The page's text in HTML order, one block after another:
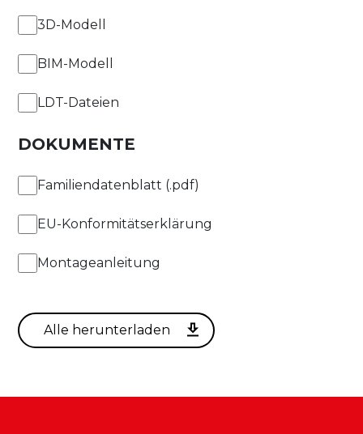
3D-Modell
BIM-Modell
LDT-Dateien
DOKUMENTE
Familiendatenblatt (.pdf)
EU-Konformitätserklärung
Montageanleitung